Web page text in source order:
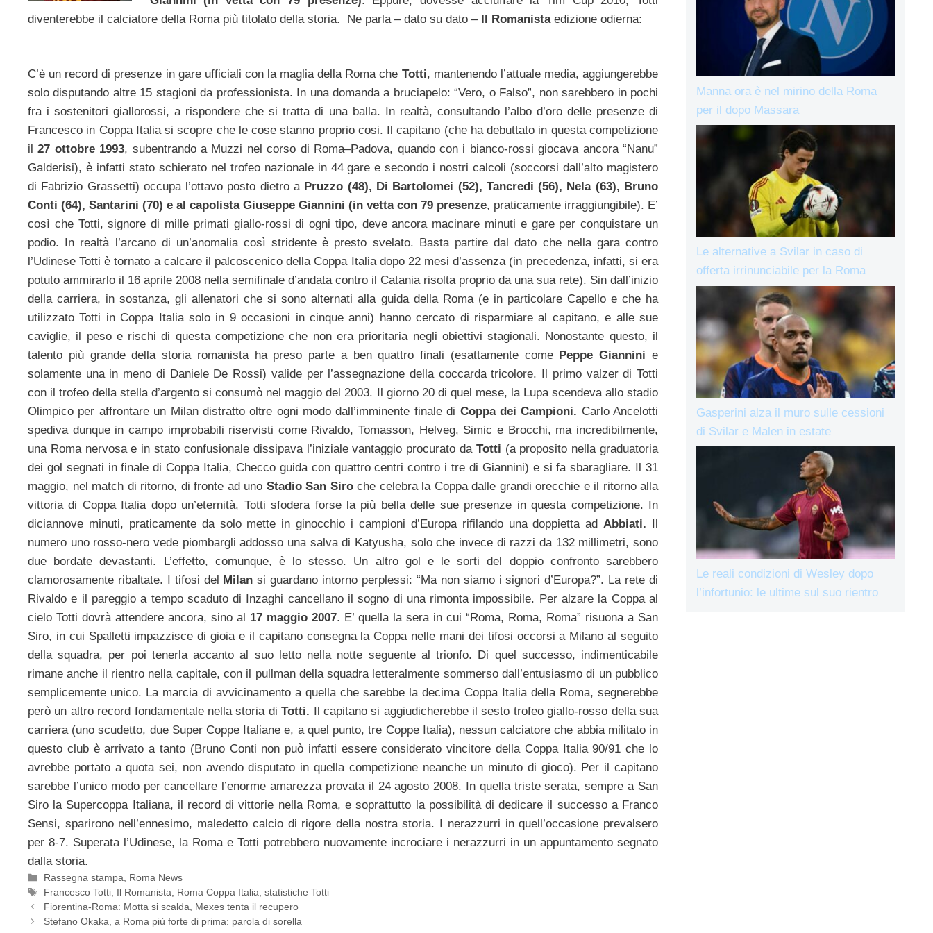
diventerebbe il calciatore della Roma più titolato della storia. Ne parla – dato su dato – Il Romanistaedizione odierna:
C’è un record di presenze in gare ufficiali con la maglia della Roma che Totti, mantenendo l’attuale media, aggiungerebbe
solo disputando altre 15 stagioni da professionista. In una domanda a bruciapelo: “Vero, o Falso”, non sarebbero in pochi
fra i sostenitori giallorossi, a rispondere che si tratta di una balla. In realtà, consultando l’albo d’oro delle presenze di
Francesco in Coppa Italia si scopre che le cose stanno proprio cosi. Il capitano (che ha debuttato in questa competizione
il 27 ottobre 1993, subentrando a Muzzi nel corso di Roma–Padova, quando con i bianco-rossi giocava ancora “Nanu”
Galderisi), è infatti stato schierato nel trofeo nazionale in 44 gare e secondo i nostri calcoli (soccorsi dall’alto magistero
di Fabrizio Grassetti) occupa l’ottavo posto dietro a Pruzzo (48), Di Bartolomei (52), Tancredi (56), Nela (63), Bruno
Conti (64), Santarini (70) e al capolista Giuseppe Giannini (in vetta con 79 presenze, praticamente irraggiungibile). E’
così che Totti, signore di mille primati giallo-rossi di ogni tipo, deve ancora macinare minuti e gare per conquistare un
podio. In realtà l’arcano di un’anomalia così stridente è presto svelato. Basta partire dal dato che nella gara contro
l’Udinese Totti è tornato a calcare il palcoscenico della Coppa Italia dopo 22 mesi d’assenza (in precedenza, infatti, si era
potuto ammirarlo il 16 aprile 2008 nella semifinale d’andata contro il Catania risolta proprio da una sua rete). Sin dall’inizio
della carriera, in sostanza, gli allenatori che si sono alternati alla guida della Roma (e in particolare Capello e che ha
utilizzato Totti in Coppa Italia solo in 9 occasioni in cinque anni) hanno cercato di risparmiare al capitano, e alle sue
caviglie, il peso e rischi di questa competizione che non era prioritaria negli obiettivi stagionali. Nonostante questo, il
talento più grande della storia romanista ha preso parte a ben quattro finali (esattamente come Peppe Giannini e
solamente una in meno di Daniele De Rossi) valide per l’assegnazione della coccarda tricolore. Il primo valzer di Totti
con il trofeo della stella d’argento si consumò nel maggio del 2003. Il giorno 20 di quel mese, la Lupa scendeva allo stadio
Olimpico per affrontare un Milan distratto oltre ogni modo dall’imminente finale di Coppa dei Campioni. Carlo Ancelotti
spediva dunque in campo improbabili riservisti come Rivaldo, Tomasson, Helveg, Simic e Brocchi, ma incredibilmente,
una Roma nervosa e in stato confusionale dissipava l’iniziale vantaggio procurato da Totti (a proposito nella graduatoria
dei gol segnati in finale di Coppa Italia, Checco guida con quattro centri contro i tre di Giannini) e si fa sbaragliare. Il 31
maggio, nel match di ritorno, di fronte ad uno Stadio San Siroche celebra la Coppa dalle grandi orecchie e il ritorno alla
vittoria di Coppa Italia dopo un’eternità, Totti sfodera forse la più bella delle sue presenze in questa competizione. In
diciannove minuti, praticamente da solo mette in ginocchio i campioni d’Europa rifilando una doppietta adAbbiati.
numero uno rosso-nero vede piombargli addosso una salva di Katyusha, solo che invece di razzi da 132 millimetri, sono
due bordate devastanti. L’effetto, comunque, è lo stesso. Un altro gol e le sorti del doppio confronto sarebbero
clamorosamente ribaltate. I tifosi del
Milan si guardano intorno perplessi: “Ma non siamo i signori d’Europa?”. La rete di
Rivaldo e il pareggio a tempo scaduto di Inzaghi cancellano il sogno di una rimonta impossibile. Per alzare la Coppa al
cielo Totti dovrà attendere ancora, sino al 17 maggio 2007. E’ quella la sera in cui “Roma, Roma, Roma” risuona a San
Siro, in cui Spalletti impazzisce di gioia e il capitano consegna la Coppa nelle mani dei tifosi occorsi a Milano al seguito
della squadra, per poi tenerla accanto al suo letto nella notte seguente al trionfo. Di quel successo, indimenticabile
rimane anche il rientro nella capitale, con il pullman della squadra letteralmente sommerso dall’entusiasmo di un pubblico
semplicemente unico. La marcia di avvicinamento a quella che sarebbe la decima Coppa Italia della Roma, segnerebbe
però un altro record fondamentale nella storia diTotti. Il capitano si aggiudicherebbe il sesto trofeo giallo-rosso della sua
carriera (uno scudetto, due Super Coppe Italiane e, a quel punto, tre Coppe Italia), nessun calciatore che abbia militato in
questo club è arrivato a tanto (Bruno Conti non può infatti essere considerato vincitore della Coppa Italia 90/91 che lo
avrebbe portato a quota sei, non avendo disputato in quella competizione neanche un minuto di gioco). Per il capitano
sarebbe l’unico modo per cancellare l’enorme amarezza provata il 24 agosto 2008. In quella triste serata, sempre a San
Siro la Supercoppa Italiana, il record di vittorie nella Roma, e soprattutto la possibilità di dedicare il successo a Franco
Sensi, sparirono nell’ennesimo, maledetto calcio di rigore della nostra storia. I nerazzurri in quell’occasione prevalsero
per 8-7. Superata l’Udinese, la Roma e Totti potrebbero nuovamente incrociare i nerazzurri in un appuntamento segnato
dalla storia.
Categorie
Rassegna stampa, Roma News
Tag
Francesco Totti, Il Romanista, Roma Coppa Italia,statistiche Totti
Fiorentina-Roma: Motta si scalda, Mexes tenta il recupero
Stefano Okaka, a Roma più forte di prima: parola di sorella
Manna ora è nel mirino della Roma
per il dopo Massara
Le alternative a Svilar in caso di
offerta irrinunciabile per la Roma
Gasperini alza il muro sulle cessioni
di Svilar e Malen in estate
Le reali condizioni di Wesley dopo
l’infortunio: le ultime sul suo rientro